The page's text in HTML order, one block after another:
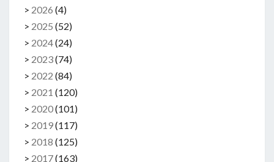
> 2026 (4)
> 2025 (52)
> 2024(24)
> 2023(74)
> 2022 (84)
> 2021 (120)
> 2020(101)
> 2019(117)
> 2018 (125)
> 2017(163)